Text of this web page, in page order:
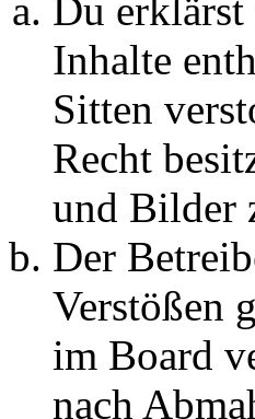
Du erklärst
Inhalte
Sitten
Recht
und Bilder
Der
Verstößen
im Board
nach